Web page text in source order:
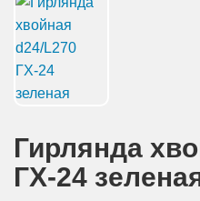
Гирлянда
ГХ-24
ДОСТАВКА
ОПЛАТА
РЕКВИЗИТЫ